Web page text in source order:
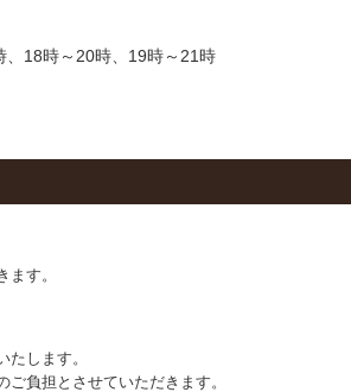
18時～20時、19時～21時
ます。
たします。
ご負担とさせていただきます。